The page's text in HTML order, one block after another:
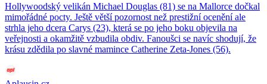
Hollywoodský velikán Michael Douglas (81) se na Mallorce dočkal
mimořádné pocty. Ještě větší pozornost než prestižní ocenění ale
strhla jeho dcera Carys (23), která se po jeho boku objevila na
veřejnosti a okamžitě vzbudila obdiv. Fanoušci se navíc shodují, že
krásu zdědila po slavné mamince Catherine Zeta-Jones (56).